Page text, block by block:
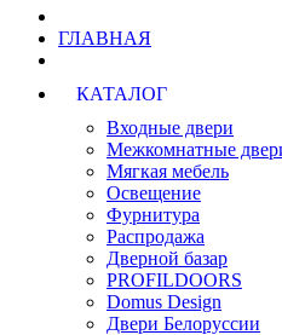
ГЛАВНАЯ
КАТАЛОГ
Входные двери
Межкомнатные
Мягкая мебель
Освещение
Фурнитура
Распродажа
Дверной базар
PROFILDOORS
Domus Design
Двери Белоруссии